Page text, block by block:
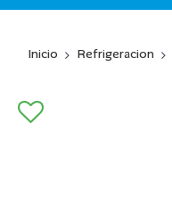
Inicio Refrigeracion